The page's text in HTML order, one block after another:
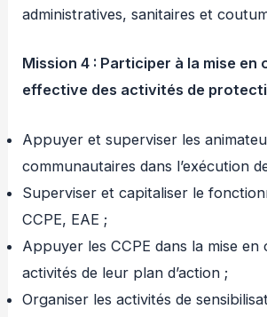
administratives, sanitaires et
Mission 4 : Participer à la mise
effective des activités de
Appuyer et superviser les
communautaires dans l’exécution
Superviser et capitaliser le
CCPE, EAE ;
Appuyer les CCPE dans la mise
activités de leur plan d’action ;
Organiser les activités de